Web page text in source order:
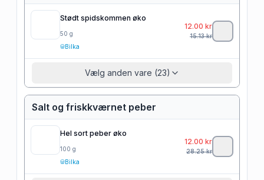
Stødt spidskommen øko
50 g
Bilka
12.00 kr
15.13kr
Vælg anden vare (23)
Salt og friskkværnet peber
Hel sort peber øko
100 g
Bilka
12.00 kr
28.25kr